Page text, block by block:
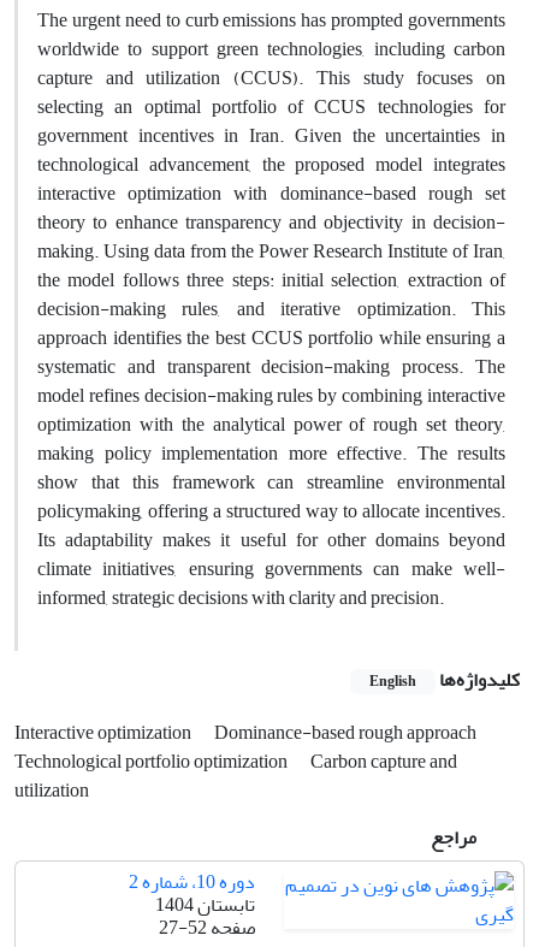
The urgent need to curb emissions has prompted governments
worldwide to support green technologies, including carbon
capture and utilization (CCUS). This study focuses on
selecting an optimal portfolio of CCUS technologies for
government incentives in Iran. Given the uncertainties in
technological advancement, the proposed model integrates
interactive optimization with dominance-based rough set
theory to enhance transparency and objectivity in decision-
making. Using data from the Power Research Institute of Iran,
the model follows three steps: initial selection, extraction of
decision-making rules, and iterative optimization. This
approach identifies the best CCUS portfolio while ensuring a
systematic and transparent decision-making process. The
model refines decision-making rules by combining interactive
optimization with the analytical power of rough set theory,
making policy implementation more effective. The results
show that this framework can streamline environmental
policymaking, offering a structured way to allocate incentives.
Its adaptability makes it useful for other domains beyond
climate initiatives, ensuring governments can make well-
informed, strategic decisions with clarity and precision.
کلیدواژه‌ها English
Interactive optimization
Dominance-based rough approach
Technological portfolio optimization
Carbon capture and
utilization
مراجع
دوره 10، شماره 2
تابستان 1404
صفحه27-52